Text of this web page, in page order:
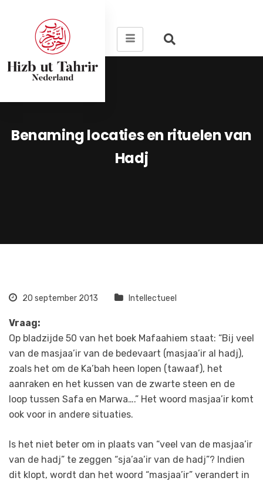
Benaming locaties en rituelen van
Hadj
20 september 2013 Intellectueel
Vraag:
Op bladzijde 50 van het boek Mafaahiem staat: “Bij veel
van de masjaa’ir van de bedevaart (masjaa’ir al hadj),
zoals het om de Ka’bah heen lopen (tawaaf), het
aanraken en het kussen van de zwarte steen en de
loop tussen Safa en Marwa….” Het woord masjaa’ir komt
ook voor in andere situaties.
Is het niet beter om in plaats van “veel van de masjaa’ir
van de hadj” te zeggen “sja’aa’ir van de hadj”? Indien
dit klopt, wordt dan het woord “masjaa’ir” verandert in